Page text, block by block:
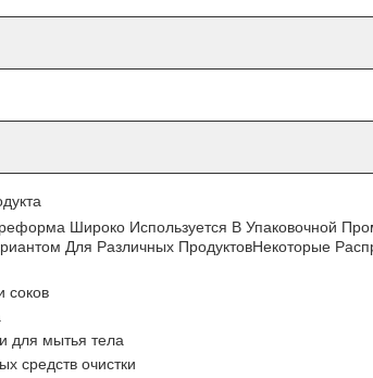
Широко Используется В Упаковочной
Для Различных ПродуктовНекоторые
соков
для мытья тела
средств очистки